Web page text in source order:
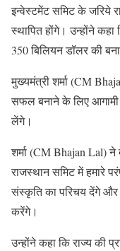
इन्वेस्टमेंट समिट के जरिये
स्थापित होंगे। उन्होंने कहा
350 बिलियन डॉलर की
मुख्यमंत्री शर्मा (CM
सफल बनाने के लिए
लेंगे।
शर्मा (CM Bhajan Lal)
राजस्थान समिट में हमारे
संस्कृति का परिचय देंगे और
करेंगे।
उन्होंने कहा कि राज्य की